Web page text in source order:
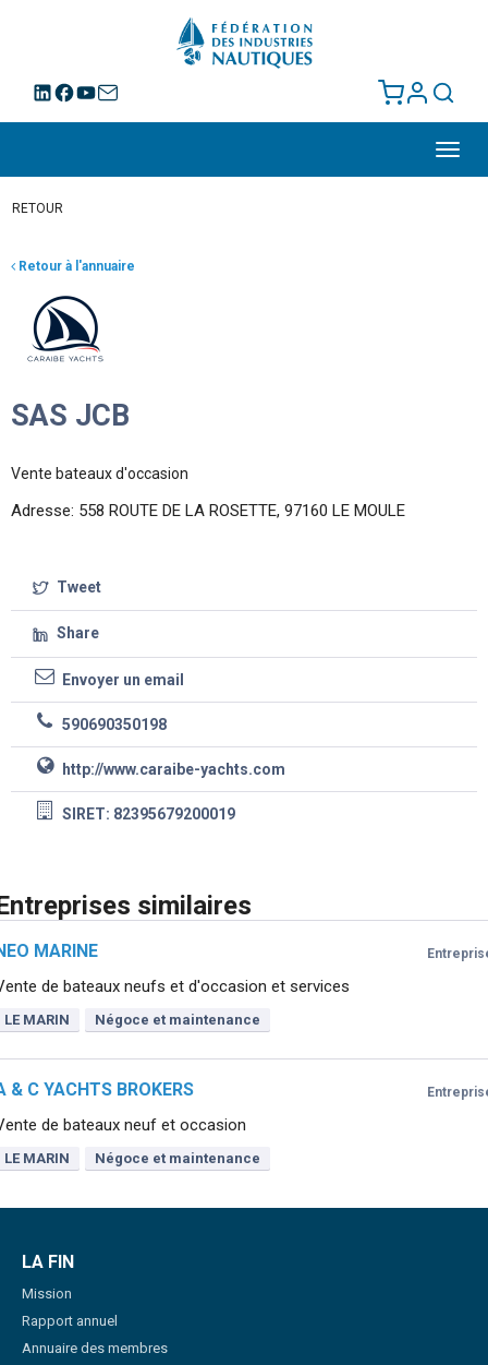
RETOUR
Retour à l'annuaire
SAS JCB
Vente bateaux d'occasion
Adresse: 558 ROUTE DE LA ROSETTE, 97160 LE MOULE
Tweet
Share
Envoyer un email
590690350198
http://www.caraibe-yachts.com
SIRET: 82395679200019
similaires
MARINE
de bateaux neufs et d'occasion et services
LE MARIN Négoce et maintenance
& C YACHTS BROKERS
de bateaux neuf et occasion
LE MARIN Négoce et maintenance
LA FIN
Mission
Rapport annuel
Annuaire des membres